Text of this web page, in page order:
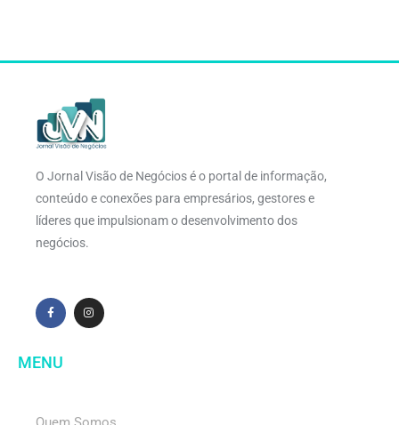
O Jornal Visão de Negócios é o portal de informação,
conteúdo e conexões para empresários, gestores e
líderes que impulsionam o desenvolvimento dos
negócios.
MENU